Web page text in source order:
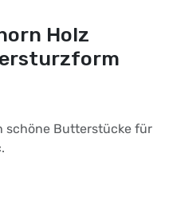
Holz
schöne Butterstücke für